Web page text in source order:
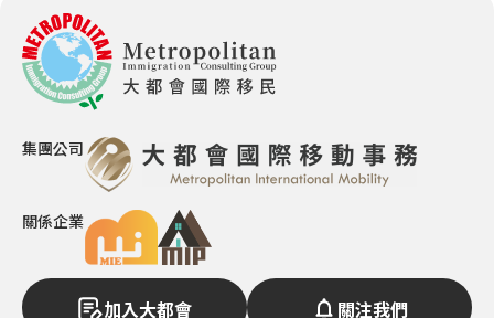
集團公司
關係企業
加入大都會 關注我們